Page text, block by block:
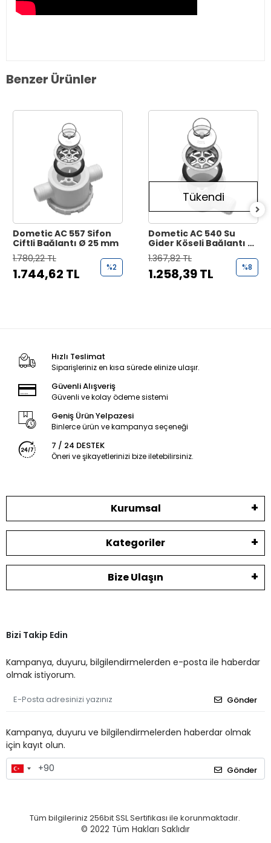
Benzer Ürünler
Dometic AC 557 Sifon
Çiftli Bağlantı Ø 25 mm
1.780,22 TL
1.744,62 TL %2
Tükendi
Dometic AC 540 Su
Gider Köşeli Bağlantı Ø
20 mm
1.367,82 TL
1.258,39 TL %8
Hızlı Teslimat
Siparişleriniz en kısa sürede elinize ulaşır.
Güvenli Alışveriş
Güvenli ve kolay ödeme sistemi
Geniş Ürün Yelpazesi
Binlerce ürün ve kampanya seçeneği
7 / 24 DESTEK
Öneri ve şikayetlerinizi bize iletebilirsiniz.
Kurumsal
Kategoriler
Bize Ulaşın
Bizi Takip Edin
Kampanya, duyuru, bilgilendirmelerden e-posta ile haberdar
olmak istiyorum.
Gönder
Kampanya, duyuru ve bilgilendirmelerden haberdar olmak
için kayıt olun.
Gönder
Tüm bilgileriniz 256bit SSL Sertifikası ile korunmaktadır.
© 2022 Tüm Hakları Saklıdır